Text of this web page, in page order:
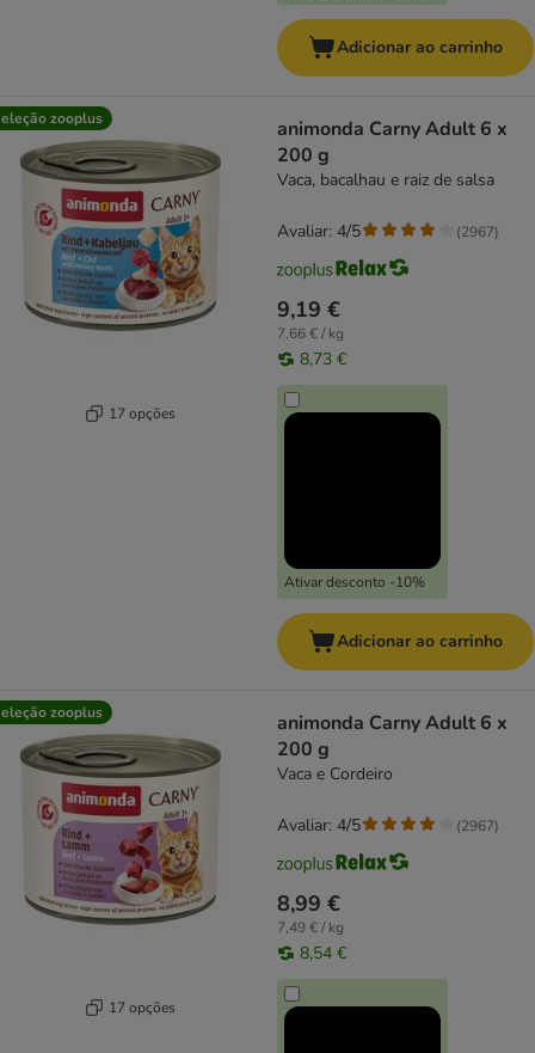
Adicionar ao carrinho
zooplus
17 opções
animonda Carny Adult 6 x
200 g
Vaca, bacalhau e raiz de salsa
9,19 €
7,66 € / kg
8,73 €
Ativar desconto -10%
Avaliar: 4/5 (2967)
Adicionar ao carrinho
zooplus
17 opções
animonda Carny Adult 6 x
200 g
Vaca e Cordeiro
8,99 €
7,49 € / kg
8,54 €
Avaliar: 4/5 (2967)